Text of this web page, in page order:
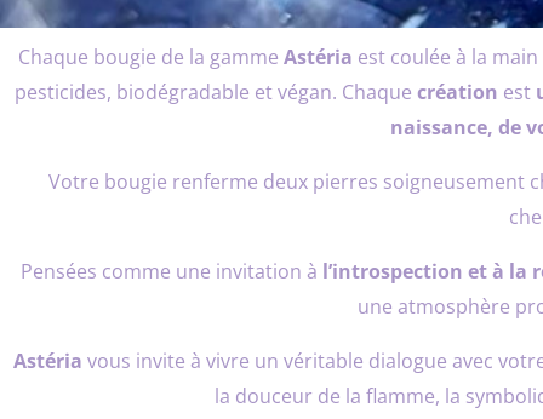
Chaque bougie de la gamme Astéria est coulée à la
pesticides, biodégradable et végan. Chaque création est
naissance, de
Votre bougie renferme deux pierres soigneusement
Pensées comme une invitation à l’introspection et à la
une atmosphère
Astéria vous invite à vivre un véritable dialogue avec
la douceur de la flamme, la